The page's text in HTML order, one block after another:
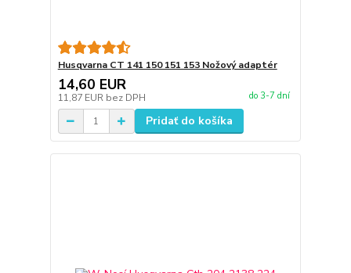
Husqvarna CT 141 150 151 153 Nožový adaptér
14,60 EUR
11,87 EUR bez DPH do 3-7 dní
Pridať do košíka